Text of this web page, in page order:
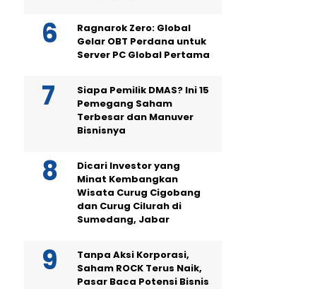
Ragnarok Zero: Global
Gelar OBT Perdana untuk
Server PC Global Pertama
Siapa Pemilik DMAS? Ini 15
Pemegang Saham
Terbesar dan Manuver
Bisnisnya
Dicari Investor yang
Minat Kembangkan
Wisata Curug Cigobang
dan Curug Cilurah di
Sumedang, Jabar
Tanpa Aksi Korporasi,
Saham ROCK Terus Naik,
Pasar Baca Potensi Bisnis